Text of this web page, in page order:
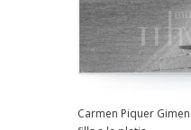
Carmen Piquer